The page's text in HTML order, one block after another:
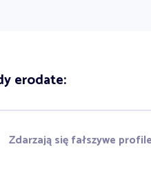
erodate:
Zdarzają się fałszywe profile